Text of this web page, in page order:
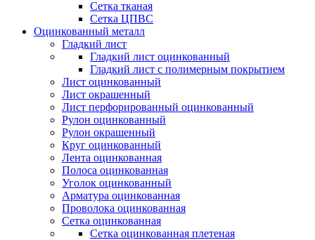
Сетка тканая
Сетка ЦПВС
Оцинкованный металл
Гладкий лист
Гладкий лист оцинкованный
Гладкий лист с полимерным покрытием
Лист оцинкованный
Лист окрашенный
Лист перфорированный оцинкованный
Рулон оцинкованный
Рулон окрашенный
Круг оцинкованный
Лента оцинкованная
Полоса оцинкованная
Уголок оцинкованный
Арматура оцинкованная
Проволока оцинкованная
Сетка оцинкованная
Сетка оцинкованная плетеная